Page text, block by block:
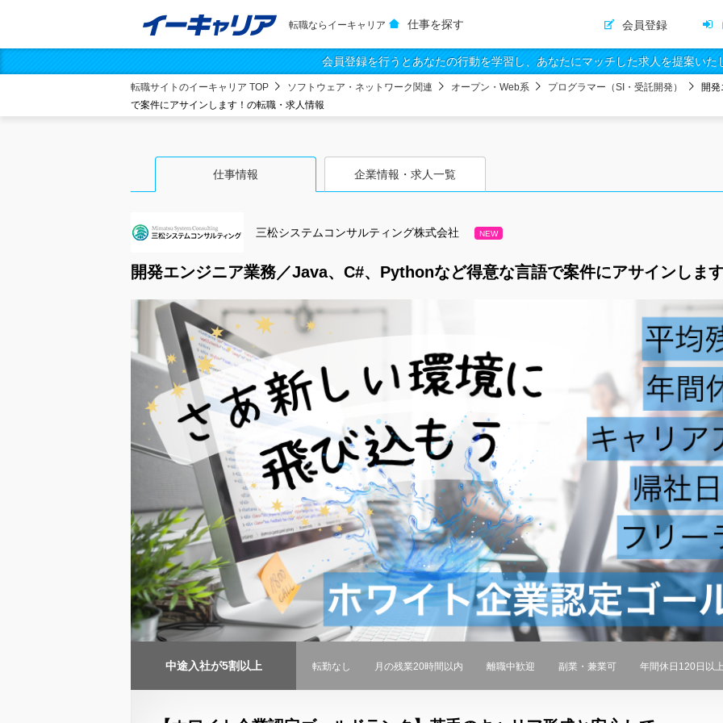
転職ならイーキャリア 仕事を探す 会員登録
会員登録を行うとあなたの行動を学習し、あなたにマッチした求人を提案いた
転職サイトのイーキャリア TOP ソフトウェア・ネットワーク関連 オープン・Web系 プログラマー（SI・受託開発）
開
で案件にアサインします！の転職・求人情報
仕事情報 企業情報・求人一覧
三松システムコンサルティング株式会社 NEW
開発エンジニア業務／Java、C#、Pythonなど得意な言語で案件にアサインしま
中途入社が5割以上 転勤なし 月の残業20時間以内 離職中歓迎 副業・兼業可 年間休日120日以